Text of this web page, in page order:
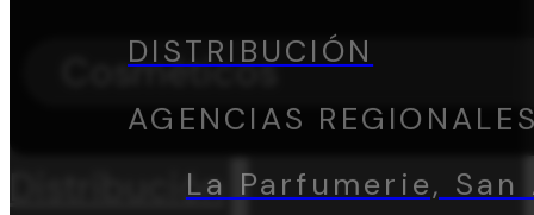
Cosméticos
Distribución
DISTRIBUCIÓN
AGENCIAS
La Parfumerie,